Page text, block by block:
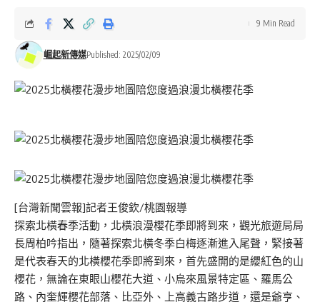
崛起新傳媒Published: 2025/02/09
9 Min Read
[台灣新聞雲報]記者王俊欽/桃園報導
探索北橫春季活動，北橫浪漫櫻花季即將到來，觀光旅遊局局
長周柏吟指出，隨著探索北橫冬季白梅逐漸進入尾聲，緊接著
是代表春天的北橫櫻花季即將到來，首先盛開的是纓紅色的山
櫻花，無論在東眼山櫻花大道、小烏來風景特定區、羅馬公
路、內奎輝櫻花部落、比亞外、上高義古路步道，還是爺亨、